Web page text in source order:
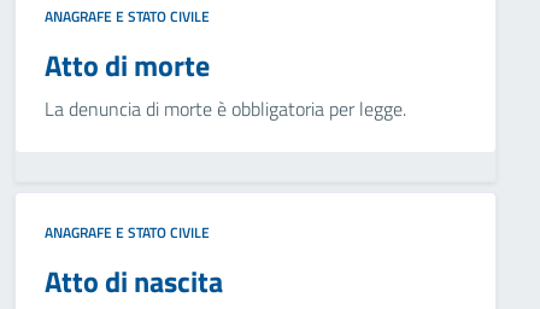
ANAGRAFE E STATO CIVILE
Atto di morte
La denuncia di morte è obbligatoria per legge.
ANAGRAFE E STATO CIVILE
Atto di nascita